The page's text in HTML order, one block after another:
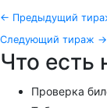
← Предыдущий
Следующий тираж →
Что есть
Проверка